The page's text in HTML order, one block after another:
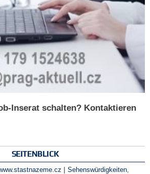
Inserat schalten? Kontaktieren
SEITENBLICK
| Sehenswürdigkeiten,